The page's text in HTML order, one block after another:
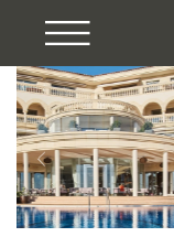
Previous